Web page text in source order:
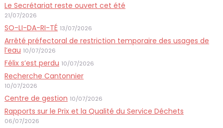
Le Secrétariat reste ouvert cet été
21/07/2026
SO-LI-DA-RI-TÉ 13/07/2026
Arrêté préfectoral de restriction temporaire des usages de
l’eau 10/07/2026
Félix s’est perdu 10/07/2026
Recherche Cantonnier
10/07/2026
Centre de gestion 10/07/2026
Rapports sur le Prix et la Qualité du Service Déchets
06/07/2026